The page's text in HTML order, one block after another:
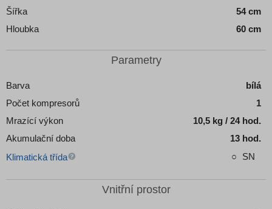
Šířka
54 cm
Hloubka
60 cm
Parametry
Barva
bílá
Počet kompresorů
1
Mrazící výkon
10,5 kg / 24 hod.
Akumulační doba
13 hod.
Klimatická třída
SN
Vnitřní prostor